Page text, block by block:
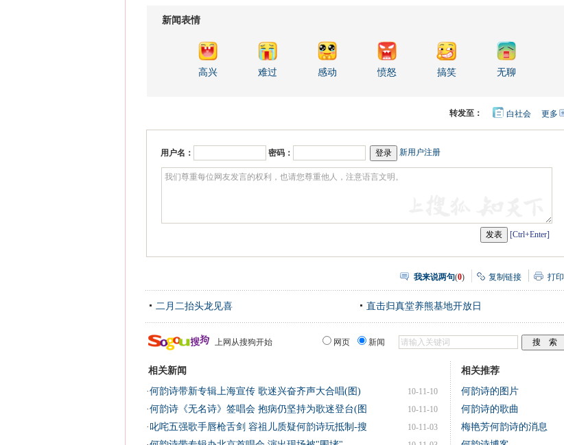
新闻表情
高兴 难过 感动 愤怒 搞笑 无聊
更多开
转发至： 白社会
用户名： 密码： 新用户注册
[Ctrl+Enter]
我来说两句(0) 复制链接 打印
二月二抬头龙见喜 直击归真堂养熊基地开放日
上网从搜狗开始 网页 新闻
相关新闻
10-11-10
·何韵诗带新专辑上海宣传 歌迷兴奋齐声大合唱(图)
10-11-10
·何韵诗《无名诗》签唱会 抱病仍坚持为歌迷登台(图
10-11-03
· 叱咤五强歌手唇枪舌剑 容祖儿质疑何韵诗玩抵制-搜
相关推荐
何韵诗的图片
何韵诗的歌曲
梅艳芳何韵诗的消息